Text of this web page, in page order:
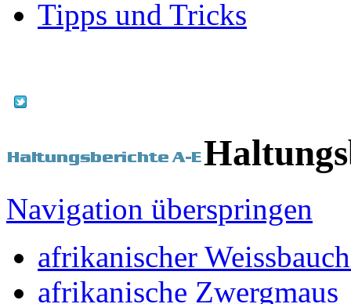
Tipps und Tricks
Navigation überspringen
afrikanischer
afrikanische Zwergmaus